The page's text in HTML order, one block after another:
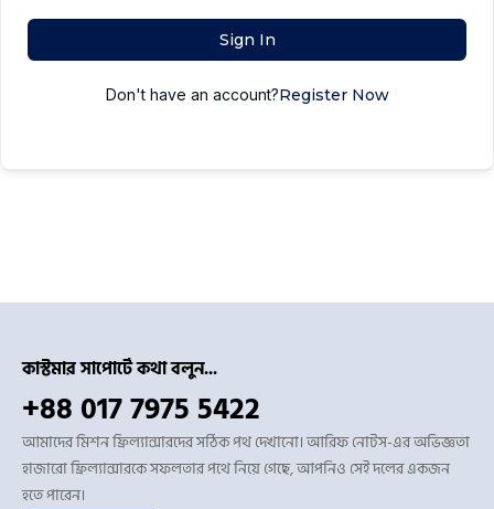
Sign In
Don't have an account?Register Now
কাস্টমার সাপোর্টে কথা বলুন...
+88 017 7975 5422
আমাদের মিশন ফ্রিল্যান্সারদের সঠিক পথ দেখানো। আরিফ নোটস-এর অভিজ্ঞতা
হাজারো ফ্রিল্যান্সারকে সফলতার পথে নিয়ে গেছে, আপনিও সেই দলের একজন
হতে পারেন।